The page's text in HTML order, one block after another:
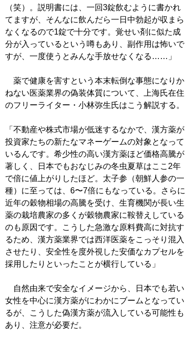
（笑）。説明書には、一回3錠飲むように書かれ
てますが、そんなに飲んだら一日中勃起が収まら
なくなるので1錠で十分です。覚せい剤に似た成
分が入っているという噂もあり、副作用は怖いで
すが、一度使うとみんな手放せなくなる……」
薬で健康を害すという本末転倒な事態になりか
ねない医薬業界の偽装体質について、上海氏在住
のフリーライター・小林弥生氏はこう解説する。
「不動産や株式市場が低迷するなかで、漢方薬が
投資家たちの新たなマネーゲームの対象となって
いるんです。希少性の高い漢方薬ほど価格高騰が
著しく、日本でもおなじみの冬虫夏草はここ2年
で倍に値上がりしたほど。太子参（朝鮮人参の一
種）に至っては、6〜7倍にもなっている。さらに
近年の穀物相場の高騰を受け、生育機関が長い生
薬の栽培農家の多くが穀物農家に鞍替えしている
のも原因です。こうした急激な原料費高に対抗す
るため、漢方薬業界では西洋医薬をこっそり混入
させたり、安全性を度外視した安価なカプセルを
採用したりといったことが横行している」
自然由来で安全なイメージから、日本でも若い
女性を中心に漢方薬がにわかにブームとなってい
るが、こうした偽漢方薬が流入している可能性も
あり、注意が必要だ。